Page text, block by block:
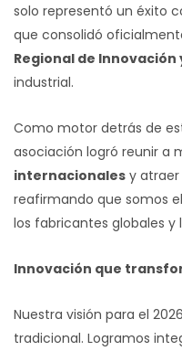
solo representó un éxito
que consolidó
Regional de
industrial.
Como motor detrás de
asociación logró reunir a
internacionales y
reafirmando que somos
los fabricantes globales y
Innovación que
Nuestra visión para el
tradicional. Logramos